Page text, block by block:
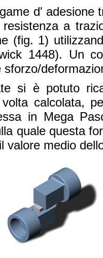
d'
a
(fig. 1)
1448). Un
sforzo/
si è potuto
calcolata,
in Mega
quale questa
valore medio